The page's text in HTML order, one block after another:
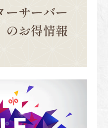
ーサーバー
のお得情報